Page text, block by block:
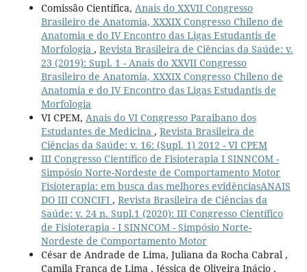
Comissão Científica, Anais do XXVII Congresso
Brasileiro de Anatomia, XXXIX Congresso Chileno de
Anatomia e do IV Encontro das Ligas Estudantis de
Morfologia , Revista Brasileira de Ciências da Saúde: v.
23 (2019): Supl. 1 - Anais do XXVII Congresso
Brasileiro de Anatomia, XXXIX Congresso Chileno de
Anatomia e do IV Encontro das Ligas Estudantis de
Morfologia
VI CPEM, Anais do VI Congresso Paraibano dos
Estudantes de Medicina , Revista Brasileira de
Ciências da Saúde: v. 16: (Supl. 1) 2012 - VI CPEM
III Congresso Científico de Fisioterapia I SINNCOM -
Simpósio Norte-Nordeste de Comportamento Motor
Fisioterapia: em busca das melhores evidênciasANAIS
DO III CONCIFI , Revista Brasileira de Ciências da
Saúde: v. 24 n. Supl.1 (2020): III Congresso Científico
de Fisioterapia - I SINNCOM - Simpósio Norte-
Nordeste de Comportamento Motor
César de Andrade de Lima, Juliana da Rocha Cabral ,
Camila França de Lima , Jéssica de Oliveira Inácio ,